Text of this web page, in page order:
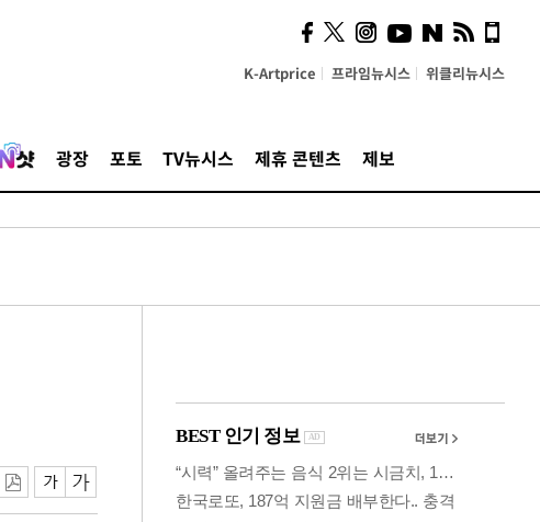
K-Artprice 프라임뉴시스 위클리뉴시스
광장 포토 TV뉴시스 제휴 콘텐츠 제보
시, 스마트폰 액세서리에
NFC 더했다